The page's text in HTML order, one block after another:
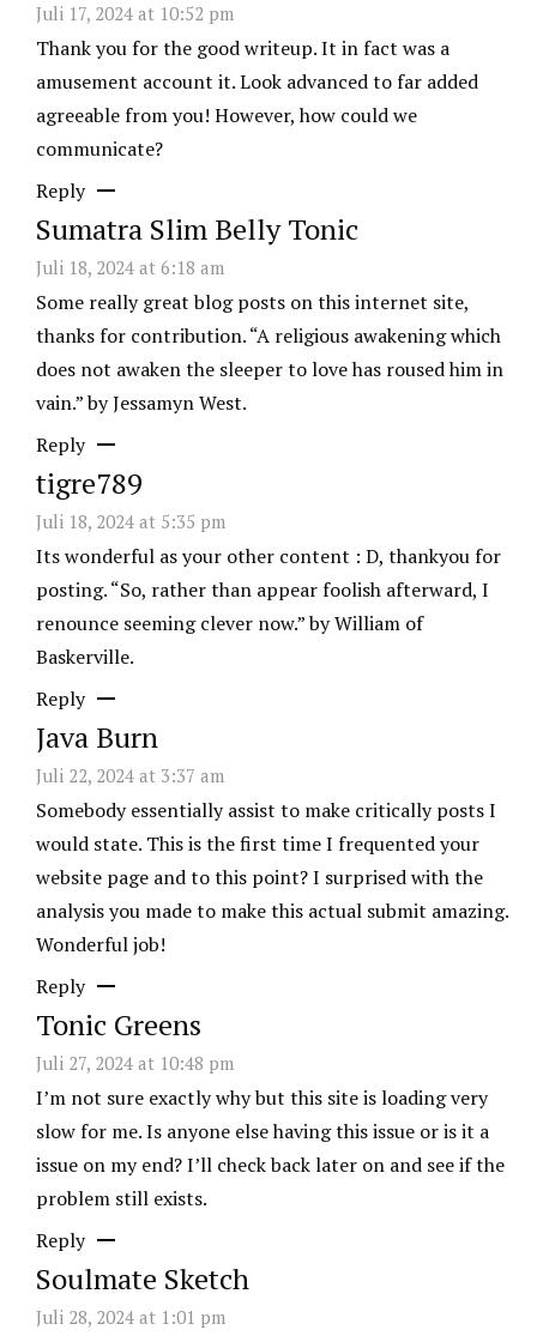
Juli 17, 2024 at 10:52 pm
Thank you for the good writeup. It in fact was a
amusement account it. Look advanced to far added
agreeable from you! However, how could we
communicate?
Reply
Sumatra Slim Belly Tonic
Juli 18, 2024 at 6:18 am
Some really great blog posts on this internet site,
thanks for contribution. “A religious awakening which
does not awaken the sleeper to love has roused him in
vain.” by Jessamyn West.
Reply
tigre789
Juli 18, 2024 at 5:35 pm
Its wonderful as your other content : D, thankyou for
posting. “So, rather than appear foolish afterward, I
renounce seeming clever now.” by William of
Baskerville.
Reply
Java Burn
Juli 22, 2024 at 3:37 am
Somebody essentially assist to make critically posts I
would state. This is the first time I frequented your
website page and to this point? I surprised with the
analysis you made to make this actual submit amazing.
Wonderful job!
Reply
Tonic Greens
Juli 27, 2024 at 10:48 pm
I’m not sure exactly why but this site is loading very
slow for me. Is anyone else having this issue or is it a
issue on my end? I’ll check back later on and see if the
problem still exists.
Reply
Soulmate Sketch
Juli 28, 2024 at 1:01 pm